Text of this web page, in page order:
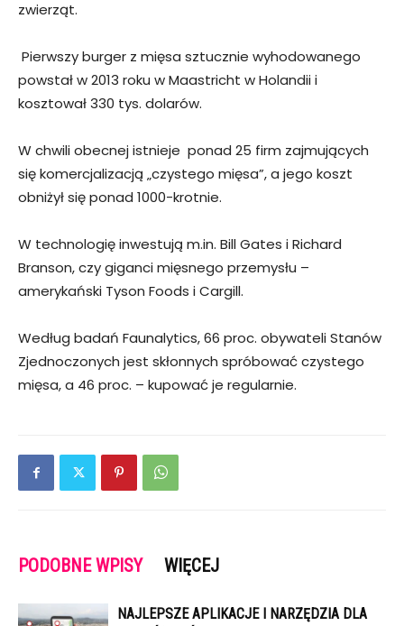
zwierząt.
Pierwszy burger z mięsa sztucznie wyhodowanego
powstał w 2013 roku w Maastricht w Holandii i
kosztował 330 tys. dolarów.
W chwili obecnej istnieje ponad 25 firm zajmujących
się komercjalizacją „czystego mięsa”, a jego koszt
obniżył się ponad 1000-krotnie.
W technologię inwestują m.in. Bill Gates i Richard
Branson, czy giganci mięsnego przemysłu –
amerykański Tyson Foods i Cargill.
Według badań Faunalytics, 66 proc. obywateli Stanów
Zjednoczonych jest skłonnych spróbować czystego
mięsa, a 46 proc. – kupować je regularnie.
PODOBNE WPISY WIĘCEJ
NAJLEPSZE APLIKACJE I NARZĘDZIA DLA